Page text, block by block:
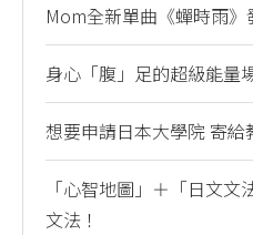
Mom全新單曲《蟬時雨》
身心「腹」足的超級能
想要申請日本大學院 寄
「心智地圖」＋「日文
文法！